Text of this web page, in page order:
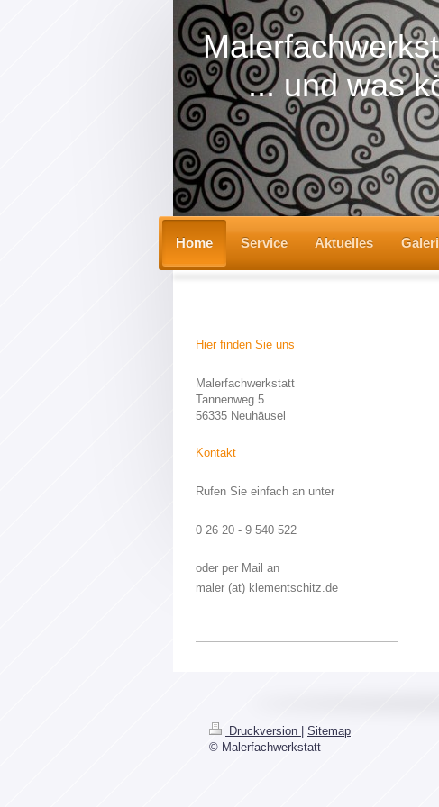
... und was
Home Service Aktuelles
Hier finden Sie uns
Malerfachwerkstatt
Tannenweg 5
56335 Neuhäusel
Kontakt
Rufen Sie einfach an unter
0 26 20 - 9 540 522
oder per Mail an
maler (at) klementschitz.de
Druckversion
Sitemap
© Malerfachwerkstatt